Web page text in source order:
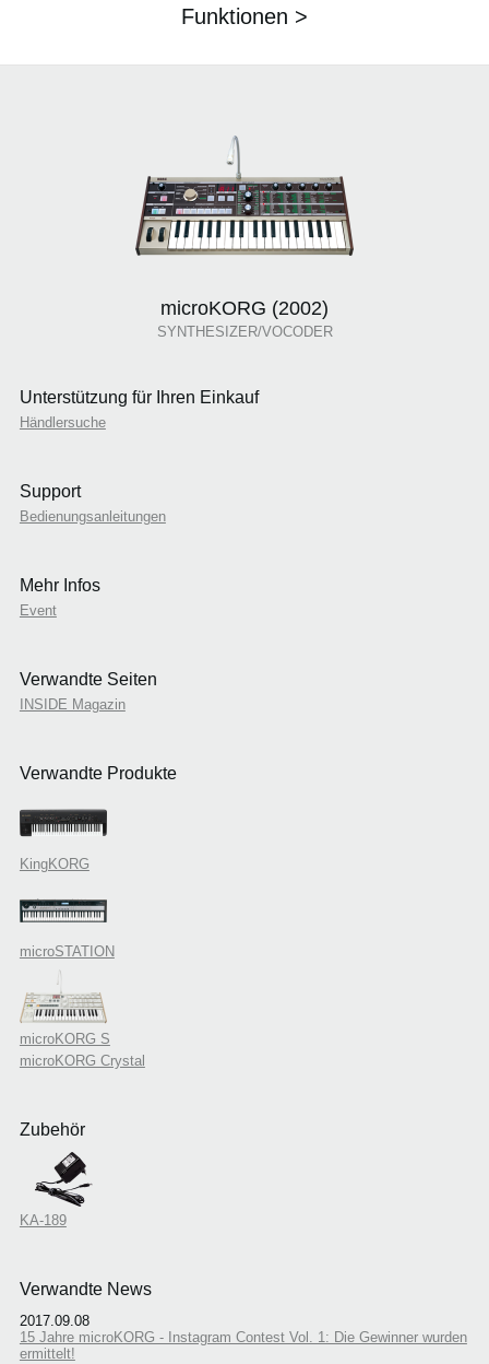
Funktionen >
microKORG (2002)
SYNTHESIZER/VOCODER
Unterstützung für Ihren Einkauf
Händlersuche
Support
Bedienungsanleitungen
Mehr Infos
Event
Verwandte Seiten
INSIDE Magazin
Verwandte Produkte
KingKORG
microSTATION
microKORG S
microKORG Crystal
Zubehör
KA-189
Verwandte News
2017.09.08
15 Jahre microKORG - Instagram Contest Vol. 1: Die Gewinner wurden
ermittelt!